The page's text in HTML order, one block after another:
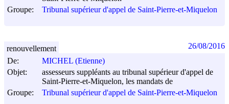
Groupe:
Tribunal supérieur d'appel de Saint-Pierre-et-Miquelon
De:
MICHEL (Etienne)
Objet:
assesseurs suppléants au tribunal supérieur d'appel de
Saint-Pierre-et-Miquelon, les mandats de
Groupe:
Tribunal supérieur d'appel de Saint-Pierre-et-Miquelon
renouvellement 26/08/2016